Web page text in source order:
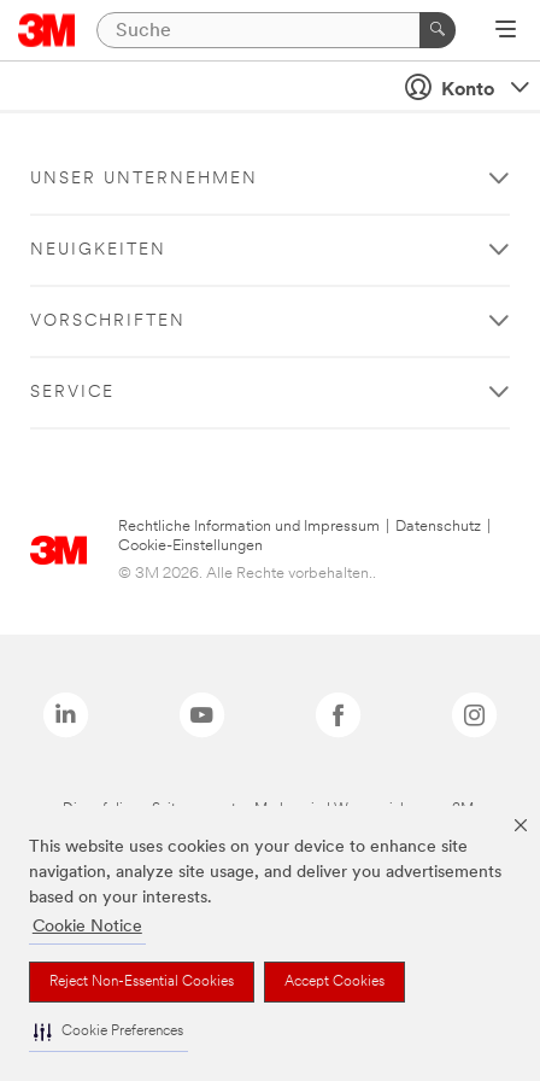
This website uses cookies on your device to enhance site
navigation, analyze site usage, and deliver you advertisements
based on your interests.
Cookie Notice
Reject Non-Essential Cookies Accept Cookies
Cookie Preferences
Konto
UNSER UNTERNEHMEN
NEUIGKEITEN
VORSCHRIFTEN
SERVICE
Rechtliche Information und Impressum Datenschutz
Cookie-Einstellungen
© 3M 2026. Alle Rechte vorbehalten..
Die auf dieser Seite genannten Marken sind Warenzeichen von 3M.